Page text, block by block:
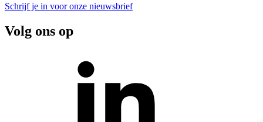
Schrijf je in voor onze nieuwsbrief
Volg ons op